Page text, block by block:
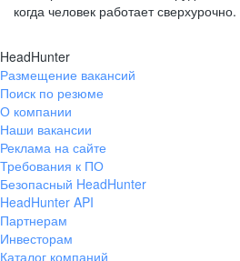
когда человек работает сверхурочно.
HeadHunter
Размещение вакансий
Поиск по резюме
О компании
Наши вакансии
Реклама на сайте
Требования к ПО
Безопасный HeadHunter
HeadHunter API
Партнерам
Инвесторам
Каталог компаний